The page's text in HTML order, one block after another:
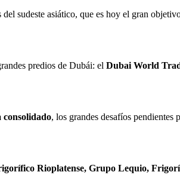
sudeste asiático, que es hoy el gran
predios de Dubái: el Dubai World
consolidado, los grandes desafíos pendientes
Rioplatense, Grupo Lequio,